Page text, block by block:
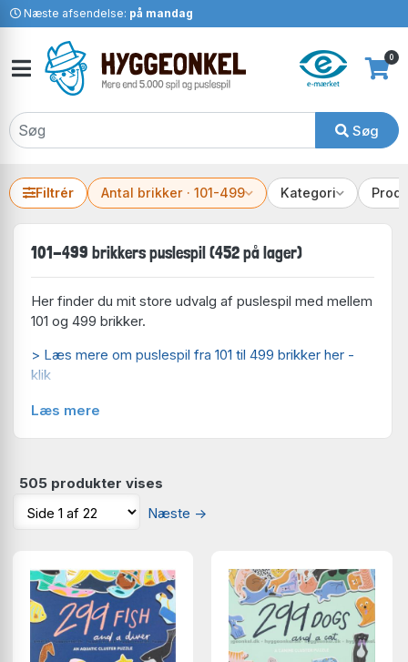
Næste afsendelse: på mandag
Søg
0
Filtrér Antal brikker · 101-499 Kategori
101-499 brikkers puslespil (452 på lager)
Her finder du mit store udvalg af puslespil med mellem
101 og 499 brikker.
> Læs mere om puslespil fra 101 til 499 brikker her -
klik
Læs mere
505 produkter vises
Næste →